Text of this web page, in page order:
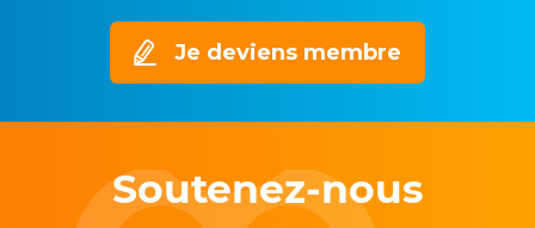
Je deviens membre
Soutenez-nous